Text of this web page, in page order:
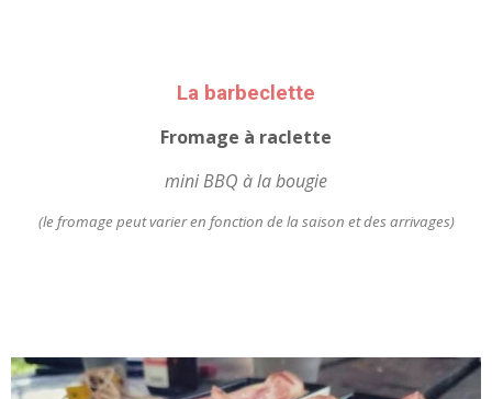
La barbeclette
Fromage à raclette
mini BBQ à la bougie
(le fromage peut varier en fonction de la saison et des arrivages)